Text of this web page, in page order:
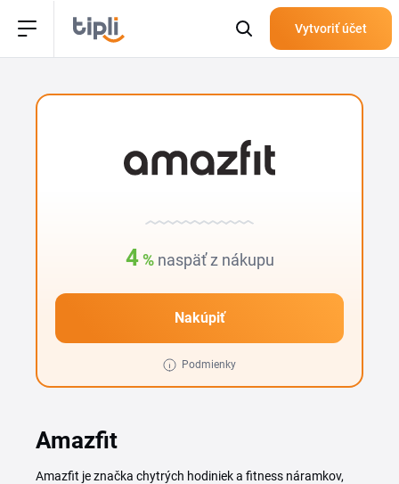
Vytvoriť účet
4 % naspäť z nákupu
Nakúpiť
Podmienky
Amazfit
Amazfit je značka chytrých hodiniek a fitness náramkov,